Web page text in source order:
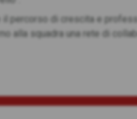
il percorso di crescita e
alla squadra una rete di